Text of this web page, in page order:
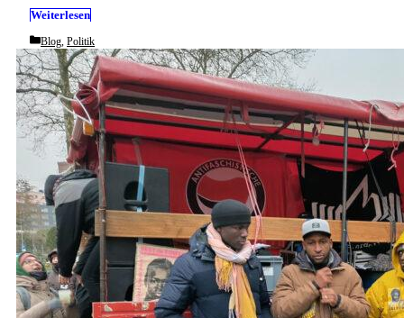
Weiterlesen
Categories
Blog Politik